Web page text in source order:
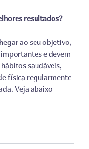
resultados?
ao seu objetivo,
e devem
saudáveis,
física regularmente
Veja abaixo